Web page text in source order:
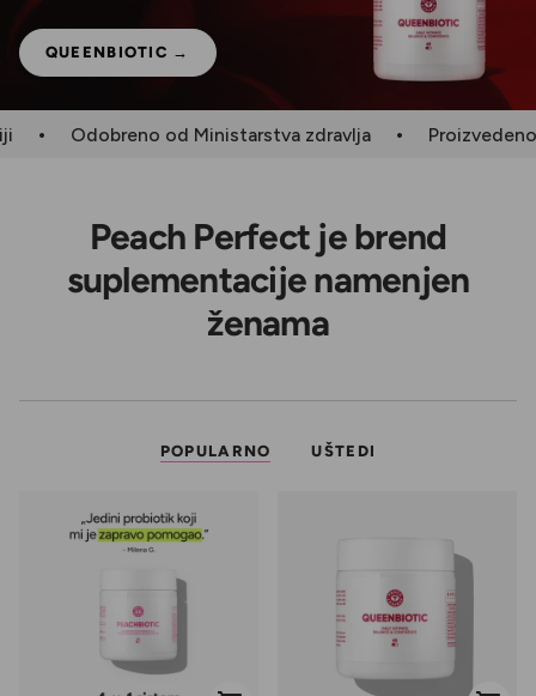
QUEENBIOTIC →
Odobreno od Ministarstva zdravlja • Proizvedeno
Peach Perfect je brend
suplementacije namenjen
ženama
POPULARNO UŠTEDI